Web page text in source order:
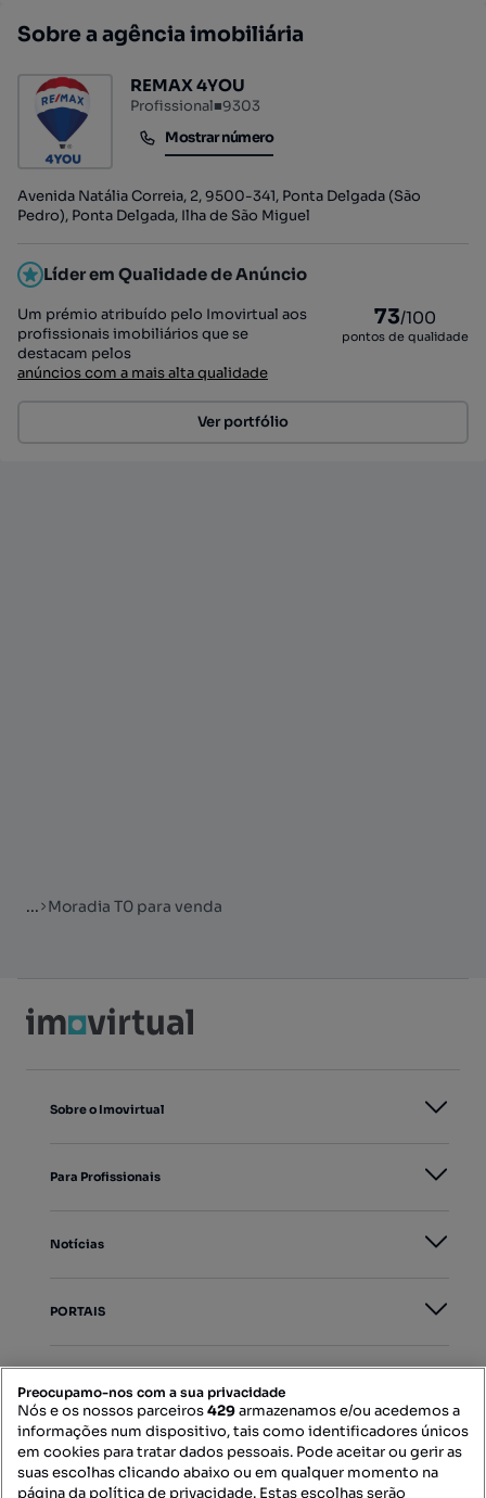
Sobre a agência imobiliária
REMAX 4YOU
Profissional■9303
Mostrar número
Mostrar número
Avenida Natália Correia, 2, 9500-341, Ponta Delgada (São
Pedro), Ponta Delgada, Ilha de São Miguel
Líder em Qualidade de Anúncio
Um prémio atribuído pelo Imovirtual aos
profissionais imobiliários que se
destacam pelos
anúncios com a mais alta qualidade
73/100
pontos de qualidade
Ver portfólio
... Moradia T0 para venda
Sobre o Imovirtual
Para Profissionais
Notícias
PORTAIS
Contacte-nos
Preocupamo-nos com a sua privacidade
Nós e os nossos parceiros429armazenamos e/ou acedemos a
informações num dispositivo, tais como identificadores únicos
em cookies para tratar dados pessoais. Pode aceitar ou gerir as
suas escolhas clicando abaixo ou em qualquer momento na
página da política de privacidade. Estas escolhas serão